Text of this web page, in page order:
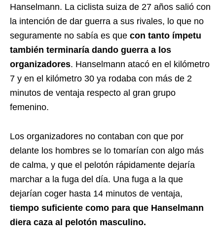
Hanselmann. La ciclista suiza de 27 años salió con
la intención de dar guerra a sus rivales, lo que no
seguramente no sabía es que con tanto ímpetu
también terminaría dando guerra a los
organizadores. Hanselmann atacó en el kilómetro
7 y en el kilómetro 30 ya rodaba con más de 2
minutos de ventaja respecto al gran grupo
femenino.
Los organizadores no contaban con que por
delante los hombres se lo tomarían con algo más
de calma, y que el pelotón rápidamente dejaría
marchar a la fuga del día. Una fuga a la que
dejarían coger hasta 14 minutos de ventaja,
tiempo suficiente como para que Hanselmann
diera caza al pelotón masculino.